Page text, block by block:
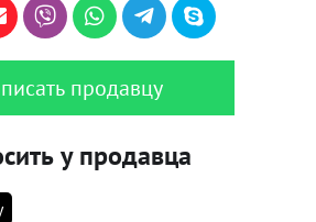
продавцу
у продавца